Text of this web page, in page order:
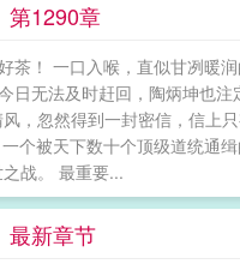
第1290章
茶！ 一口入喉，直似甘冽暖
日无法及时赶回，陶炳坤也
，忽然得到一封密信，信
个被天下数十个顶级道统通
战。 最重要...
最新章节